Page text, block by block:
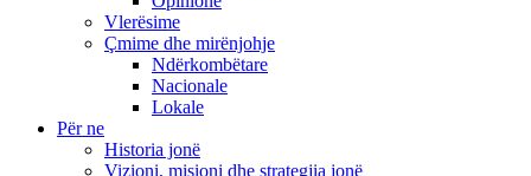
Vlerësime
Çmime dhe mirënjohje
Ndërkombëtare
Nacionale
Lokale
Për ne
Historia jonë
Vizioni, misioni dhe strategjia jonë